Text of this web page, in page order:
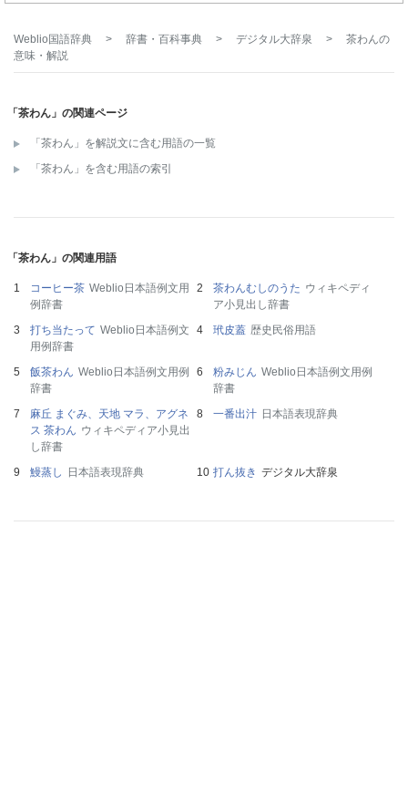
Weblio国語辞典 > 辞書・百科事典 > デジタル大辞泉 > 茶わんの
意味・解説
「茶わん」の関連ページ
「茶わん」を解説文に含む用語の一覧
「茶わん」を含む用語の索引
「茶わん」の関連用語
コーヒー茶 Weblio日本語例文用
例辞書
茶わんむしのうた ウィキペディ
ア小見出し辞書
打ち当たって Weblio日本語例文
用例辞書
玳皮蓋 歴史民俗用語
飯茶わん Weblio日本語例文用例
辞書
粉みじん Weblio日本語例文用例
辞書
麻丘 まぐみ、天地 マラ、アグネ
ス 茶わん ウィキペディア小見出
し辞書
一番出汁 日本語表現辞典
鰻蒸し 日本語表現辞典 打ん抜き デジタル大辞泉